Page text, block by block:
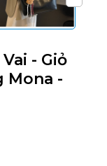
- Giỏ
Mona -